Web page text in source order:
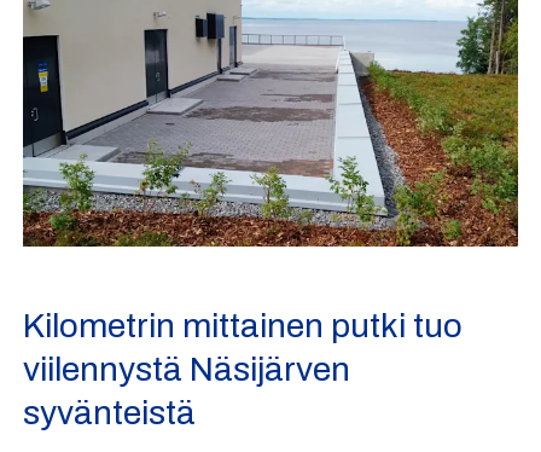
Kilometrin mittainen putki tuo
viilennystä Näsijärven
syvänteistä